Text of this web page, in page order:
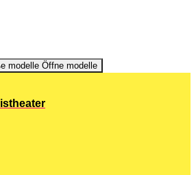
modelle Öffne modelle